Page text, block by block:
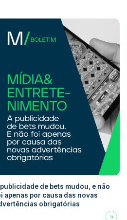
de bets mudou, e não
apenas por causa das novas
obrigatórias